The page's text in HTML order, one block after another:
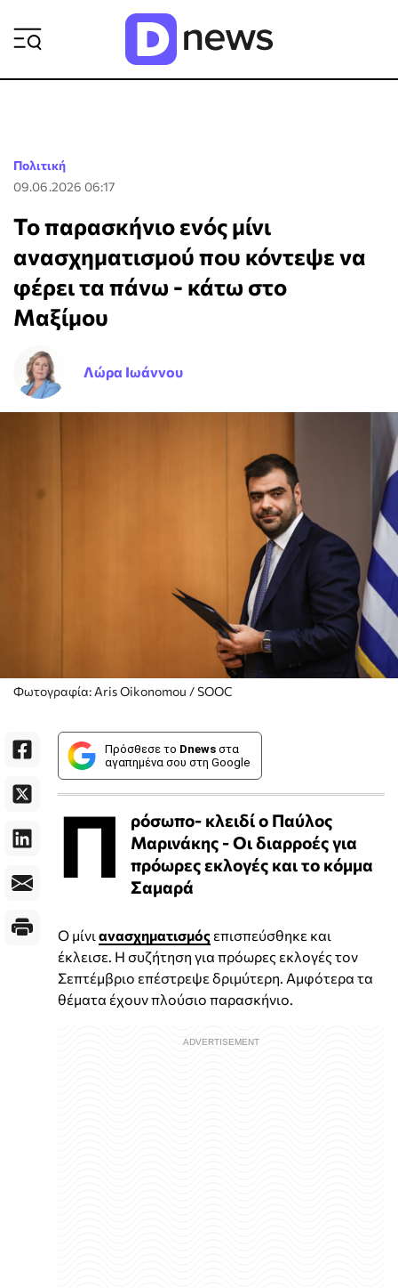
Πολιτική
09.06.2026 06:17
Το παρασκήνιο ενός μίνι
ανασχηματισμού που κόντεψε να
φέρει τα πάνω - κάτω στο
Μαξίμου
Λώρα Ιωάννου
Φωτογραφία: Aris Oikonomou / SOOC
Πρόσθεσε το Dnews στα
αγαπημένα σου στη Google
Π
ρόσωπο- κλειδί ο Παύλος
Μαρινάκης - Οι διαρροές για
πρόωρες εκλογές και το κόμμα
Σαμαρά
Ο μίνι ανασχηματισμός επισπεύσθηκε και
έκλεισε. Η συζήτηση για πρόωρες εκλογές τον
Σεπτέμβριο επέστρεψε δριμύτερη. Αμφότερα τα
θέματα έχουν πλούσιο παρασκήνιο.